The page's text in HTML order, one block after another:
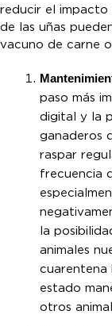
reducir el impacto
de las uñas
vacuno de carne
paso más
digital y la
ganaderos
raspar
frecuencia
la
animales
cuarentena
estado
otros